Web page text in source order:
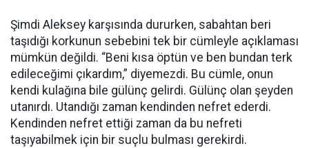
Şimdi Aleksey karşısında dururken, sabahtan beri
taşıdığı korkunun sebebini tek bir cümleyle açıklaması
mümkün değildi. “Beni kısa öptün ve ben bundan terk
edileceğimi çıkardım,” diyemezdi. Bu cümle, onun
kendi kulağına bile gülünç gelirdi. Gülünç olan şeyden
utanırdı. Utandığı zaman kendinden nefret ederdi.
Kendinden nefret ettiği zaman da bu nefreti
taşıyabilmek için bir suçlu bulması gerekirdi.